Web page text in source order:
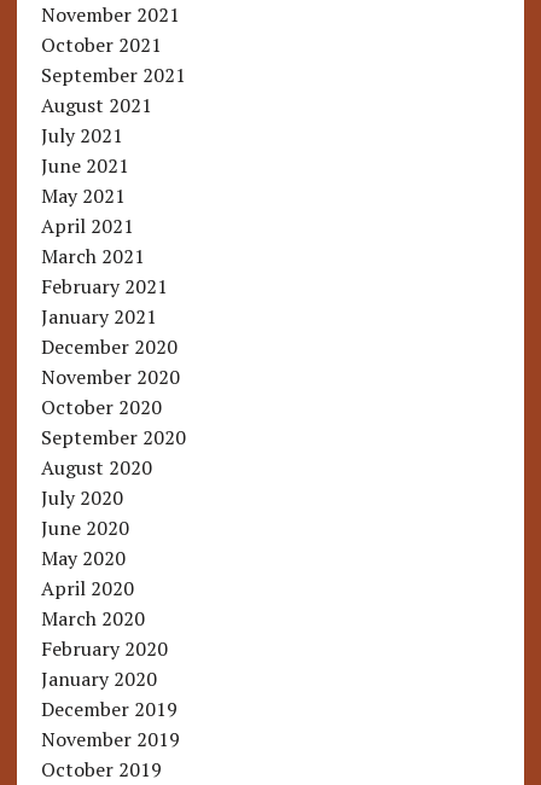
November 2021
October 2021
September 2021
August 2021
July 2021
June 2021
May 2021
April 2021
March 2021
February 2021
January 2021
December 2020
November 2020
October 2020
September 2020
August 2020
July 2020
June 2020
May 2020
April 2020
March 2020
February 2020
January 2020
December 2019
November 2019
October 2019